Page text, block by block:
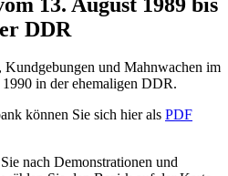
DDR
und Mahnwachen im
in der ehemaligen DDR.
können Sie sich hier als PDF
nach Demonstrationen und